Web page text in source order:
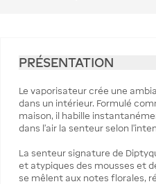
PRÉSENTATION
Le vaporisateur crée une
dans un intérieur. Formulé
maison, il habille
dans l’air la senteur selon
La senteur signature de
et atypiques des mousses et
se mêlent aux notes florales,